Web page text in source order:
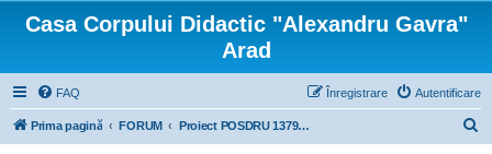
Casa Corpului Didactic "Alexandru Gavra"
Arad
FAQ Autentificare
Înregistrare
Prima pagină FORUM Proiect POSDRU 137974 "COMPETITIVITATE ŞI CALITATE ÎN CARIERA DIDACTICĂ"